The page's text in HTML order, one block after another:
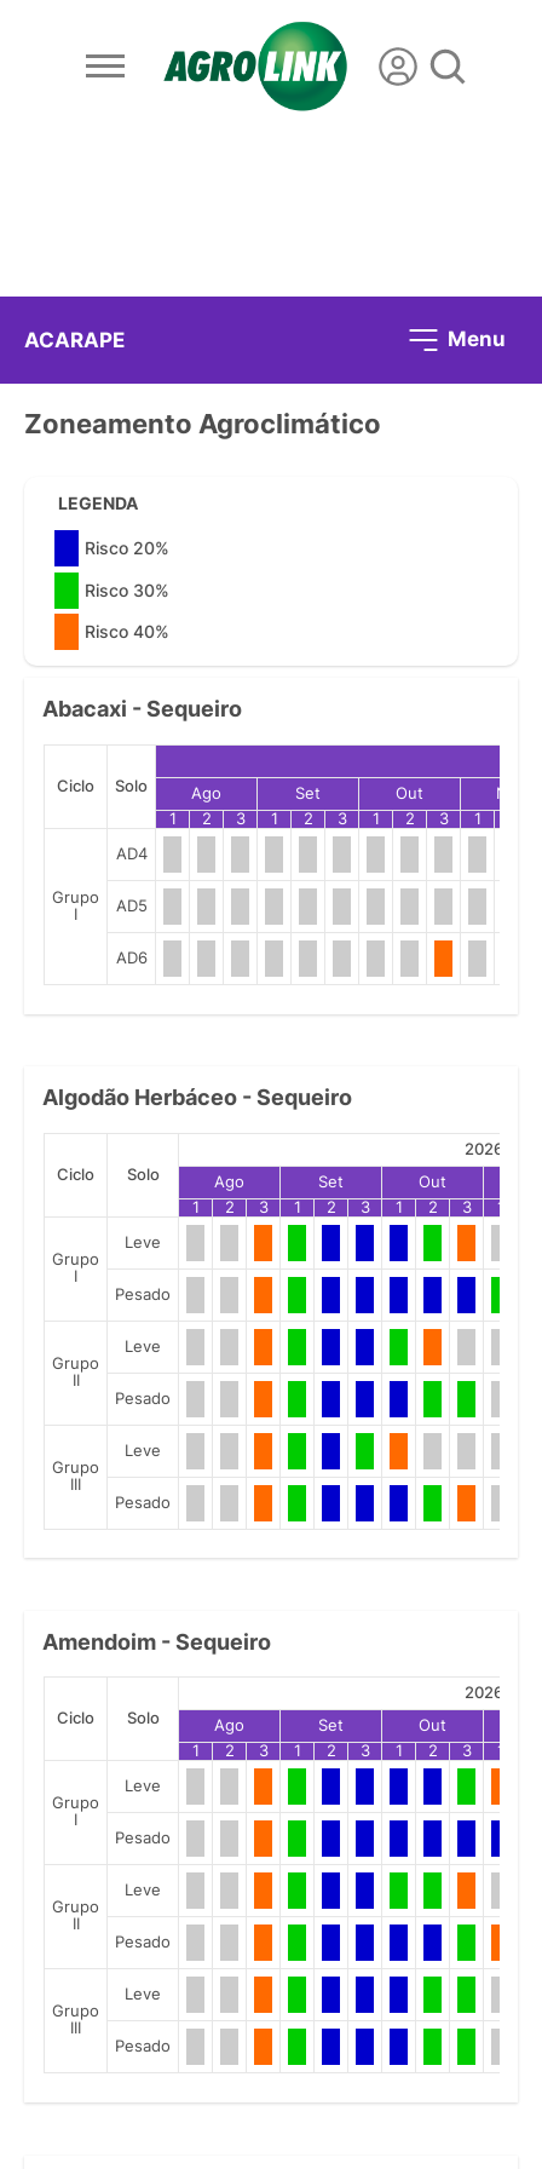
ACARAPE Menu
Zoneamento Agroclimático
LEGENDA
Risco 20%
Risco 30%
Risco 40%
Abacaxi - Sequeiro
Ciclo Solo Ago Set Out
Nov
1
2 3 1 2 3 1 2 3 1
Grupo
I
AD4
AD5
AD6
Algodão Herbáceo - Sequeiro
Ciclo Solo
2026
Ago
Set Out
1
2 3 1 2 3 1 2 3 1
Grupo
I
Leve
Pesado
Grupo
II
Leve
Pesado
Grupo
III
Leve
Pesado
Amendoim - Sequeiro
Ciclo Solo
2026
Ago
Set Out
1
2 3 1 2 3 1 2 3 1
Grupo
I
Leve
Pesado
Grupo
II
Leve
Pesado
Grupo
III
Leve
Pesado